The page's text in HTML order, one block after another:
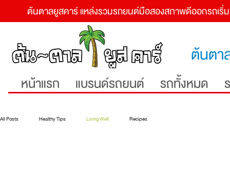
ต้นตาลยูสคาร์ แหล่งรวมรถยนต์มือสองสภาพดีออกรถเริ่
ต้นตา
หน้าแรก แบรนด์รถยนต์ รถทั้งหมด
All Posts Healthy Tips Living Well Recipes